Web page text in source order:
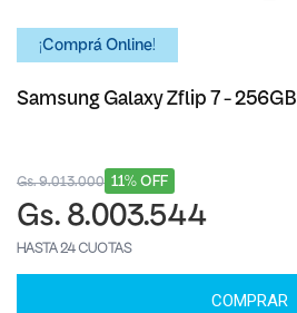
¡Comprá Online!
Samsung Galaxy Zflip 7 - 256GB
11% OFF
Gs. 9.013.000
Gs. 8.003.544
HASTA 24 CUOTAS
COMPRAR